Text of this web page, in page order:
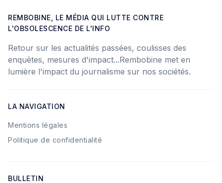
REMBOBINE, LE MÉDIA QUI LUTTE CONTRE
L'OBSOLESCENCE DE L'INFO
Retour sur les actualités passées, coulisses des
enquêtes, mesures d'impact...Rembobine met en
lumière l'impact du journalisme sur nos sociétés.
LA NAVIGATION
Mentions légales
Politique de confidentialité
BULLETIN